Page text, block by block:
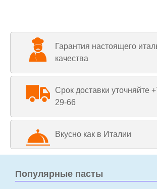
Гарантия настоящего
качества
Срок доставки уточняйте
29-66
Вкусно как в Италии
Популярные пасты